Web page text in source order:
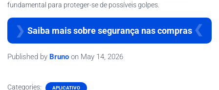
fundamental para proteger-se de possíveis golpes.
Saiba mais sobre segurança nas compras
Published by Bruno on May 14, 2026
Categories: APLICATIVO